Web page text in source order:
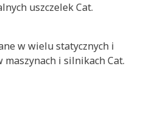
uszczelek Cat.
w wielu statycznych i
maszynach i silnikach Cat.